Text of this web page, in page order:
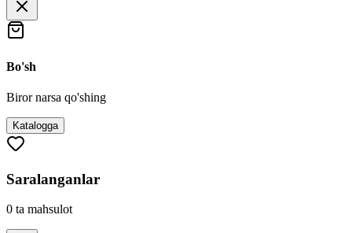
Bo'sh
Biror narsa qo'shing
Katalogga
Saralanganlar
0 ta mahsulot